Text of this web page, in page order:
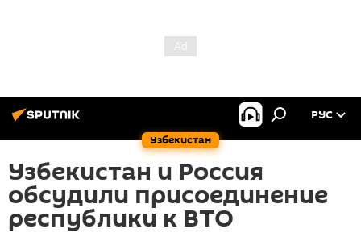
Узбекистан
РУС
Узбекистан и Россия
обсудили присоединение
республики к ВТО